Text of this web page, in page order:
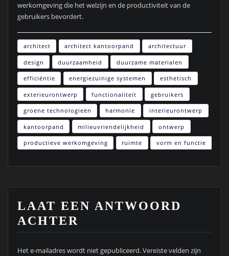
werkomgeving die het welzijn en de productiviteit van de
gebruikers bevordert.
architect architect kantoorpand architectuur
design duurzaamheid duurzame materialen
efficiëntie energiezuinige systemen esthetisch
exterieurontwerp functionaliteit gebruikers
groene technologieën harmonie interieurontwerp
kantoorpand milieuvriendelijkheid ontwerp
productieve werkomgeving ruimte vorm en functie
LAAT EEN ANTWOORD
ACHTER
Het e-mailadres wordt niet gepubliceerd.Vereiste velden zijn